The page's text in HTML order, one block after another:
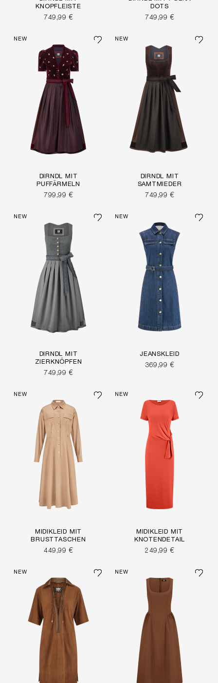
KNOPFLEISTE
749,99 €
DOTS
749,99 €
NEW
DIRNDL MIT
PUFFÄRMELN
799,99 €
NEW
DIRNDL MIT
SAMTMIEDER
749,99 €
NEW
DIRNDL MIT
ZIERKNÖPFEN
749,99 €
NEW
JEANSKLEID
369,99 €
NEW
MIDIKLEID MIT
BRUSTTASCHEN
449,99 €
NEW
MIDIKLEID MIT
KNOTENDETAIL
249,99 €
NEW NEW